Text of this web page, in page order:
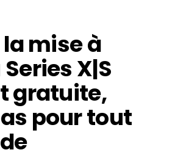
la mise à
X|S
gratuite,
pour tout